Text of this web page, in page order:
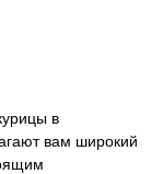
в
вам широкий